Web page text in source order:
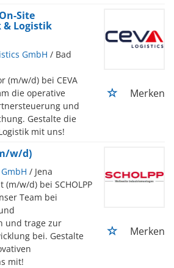
Site
& Logistik
GmbH / Bad
(m/w/d) bei CEVA
die operative
und
Gestalte die
mit uns!
Merken
w/d)
GmbH / Jena
w/d) bei SCHOLPP
Team bei
und trage zur
bei. Gestalte
mit!
Merken